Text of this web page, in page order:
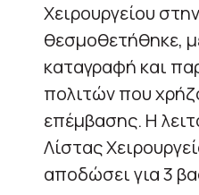
Χειρουργείου
θεσμοθετήθηκε,
καταγραφή και
πολιτών που
επέμβασης. Η
Λίστας
αποδώσει για 3